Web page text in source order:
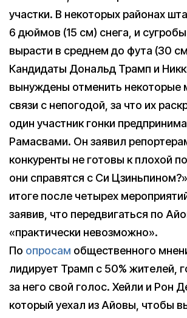
участки. В некоторых районах
6 дюймов (15 см) снега, и
вырасти в среднем до фута (30
Кандидаты Дональд Трамп и
вынуждены отменить некоторые
связи с непогодой, за что их
один участник гонки
Рамасвами. Он заявил
конкуренты не готовы к плохой
они справятся с Си
итоге после четырех
заявив, что передвигаться по
«практически невозможно».
По опросам общественного
лидирует Трамп с 50% жителей,
за него свой голос. Хейли и Рон
который уехал из Айовы, чтобы